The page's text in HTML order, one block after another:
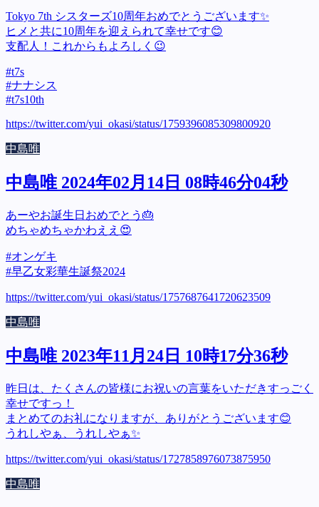
Tokyo 7th シスターズ10周年おめでとうございます✨
ヒメと共に10周年を迎えられて幸せです😊
支配人！これからもよろしく😉
#t7s
#ナナシス
#t7s10th
https://twitter.com/yui_okasi/status/1759396085309800920
中島唯
中島唯 2024年02月14日 08時46分04秒
あーやお誕生日おめでとう🎂
めちゃめちゃかわええ😍
#オンゲキ
#早乙女彩華生誕祭2024
https://twitter.com/yui_okasi/status/1757687641720623509
中島唯
中島唯 2023年11月24日 10時17分36秒
昨日は、たくさんの皆様にお祝いの言葉をいただきすっごく
幸せですっ！
まとめてのお礼になりますが、ありがとうございます😊
うれしやぁ、うれしやぁ✨
https://twitter.com/yui_okasi/status/1727858976073875950
中島唯